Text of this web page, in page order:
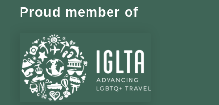
Proud member of